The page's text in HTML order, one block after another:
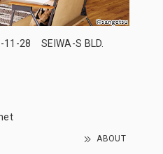
11-28 SEIWA-S BLD.
ABOUT